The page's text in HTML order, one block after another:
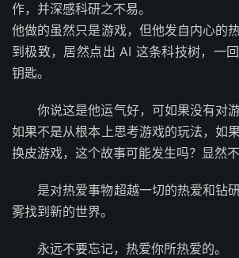
作，并深感科研之不易。
他做的虽然只是游戏，但他发自内心的
到极致，居然点出 AI 这条科技树，一
钥匙。
你说这是他运气好，可如果没有对
如果不是从根本上思考游戏的玩法，如
换皮游戏，这个故事可能发生吗？显然不
是对热爱事物超越一切的热爱和钻
雾找到新的世界。
永远不要忘记，热爱你所热爱的。